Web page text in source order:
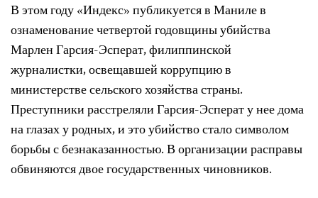
В этом году «Индекс» публикуется в Маниле в
ознаменование четвертой годовщины убийства
Марлен Гарсия-Эсперат, филиппинской
журналистки, освещавшей коррупцию в
министерстве сельского хозяйства страны.
Преступники расстреляли Гарсия-Эсперат у нее дома
на глазах у родных, и это убийство стало символом
борьбы с безнаказанностью. В организации расправы
обвиняются двое государственных чиновников.